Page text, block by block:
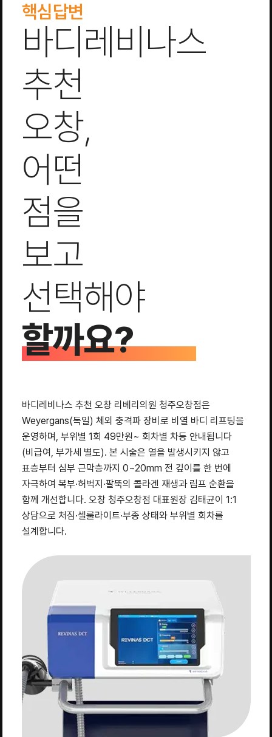
핵심답변
바디레비나스
추천
오창,
어떤
점을
보고
선택해야
할까요?
바디레비나스 추천 오창 리베리의원 청주오창점은
Weyergans(독일) 체외 충격파 장비로 비열 바디 리프팅을
운영하며, 부위별 1회 49만원~ 회차별 차등 안내됩니다
(비급여, 부가세 별도). 본 시술은 열을 발생시키지 않고
표층부터 심부 근막층까지 0~20mm 전 깊이를 한 번에
자극하여 복부·허벅지·팔뚝의 콜라겐 재생과 림프 순환을
함께 개선합니다. 오창 청주오창점 대표원장 김태균이 1:1
상담으로 처짐·셀룰라이트·부종 상태와 부위별 회차를
설계합니다.